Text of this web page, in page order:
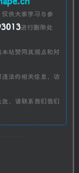
供大家学习与参
进行删除处
站赞同其观点和对
法的相关信息，访
，请联系我们我们